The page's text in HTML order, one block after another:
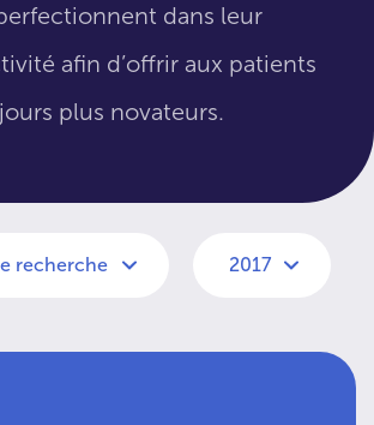
dans leur
afin d’offrir aux patients
plus novateurs.
recherche 2017